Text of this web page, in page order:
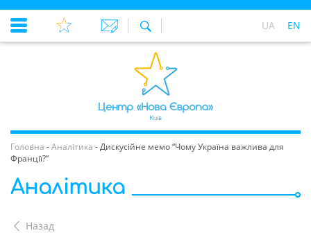
UA EN
Головна -Аналітика -Дискусійне мемо “Чому Україна важлива для
Франції?”
Аналітика
Назад